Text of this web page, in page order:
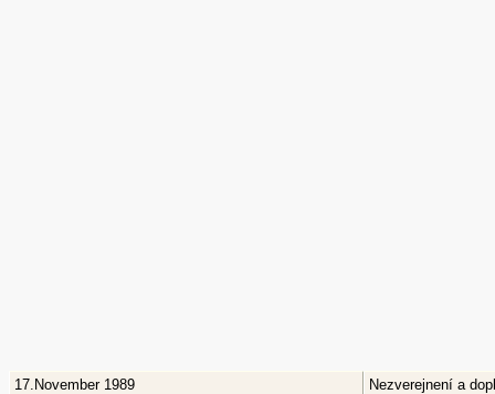
17.November 1989
Nezverejnení a